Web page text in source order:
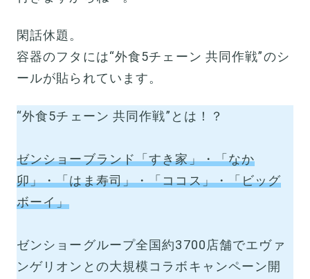
閑話休題。
容器のフタには“外食5チェーン 共同作戦”のシ
ールが貼られています。
“外食5チェーン 共同作戦”とは！？
ゼンショーブランド「すき家」・「なか
卯」・「はま寿司」・「ココス」・「ビッグ
ボーイ」
ゼンショーグループ全国約3700店舗でエヴァ
ンゲリオンとの大規模コラボキャンペーン開